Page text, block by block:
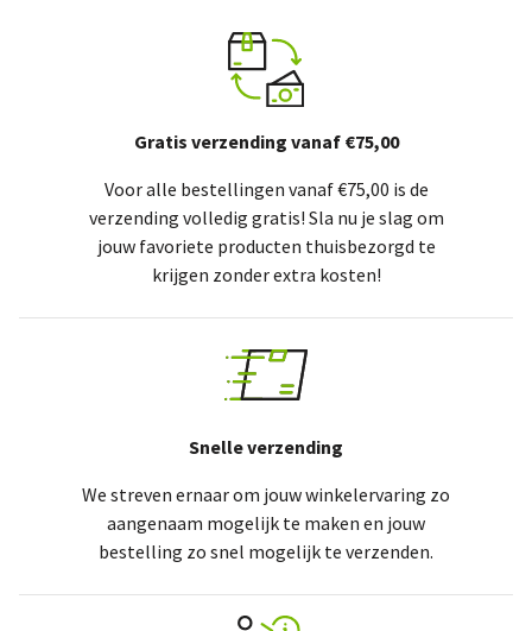
Gratis verzending vanaf €75,00
Voor alle bestellingen vanaf €75,00 is de
verzending volledig gratis! Sla nu je slag om
jouw favoriete producten thuisbezorgd te
krijgen zonder extra kosten!
Snelle verzending
We streven ernaar om jouw winkelervaring zo
aangenaam mogelijk te maken en jouw
bestelling zo snel mogelijk te verzenden.